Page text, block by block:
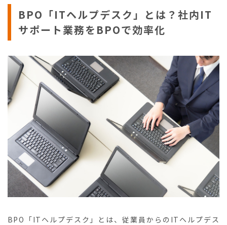
BPO「ITヘルプデスク」とは？社内IT
サポート業務をBPOで効率化
BPO「ITヘルプデスク」とは、従業員からのITヘルプデス